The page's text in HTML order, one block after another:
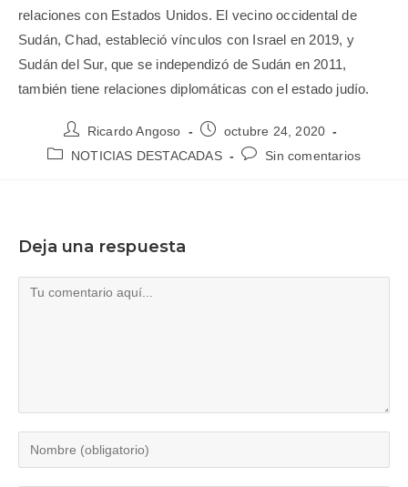
relaciones con Estados Unidos. El vecino occidental de
Sudán, Chad, estableció vínculos con Israel en 2019, y
Sudán del Sur, que se independizó de Sudán en 2011,
también tiene relaciones diplomáticas con el estado judío.
Ricardo Angoso
octubre 24, 2020
NOTICIAS DESTACADAS
Sin comentarios
Deja una respuesta